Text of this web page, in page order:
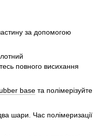
за допомогою
повного висихання
base та полімерізуйте
шари. Час полімеризації